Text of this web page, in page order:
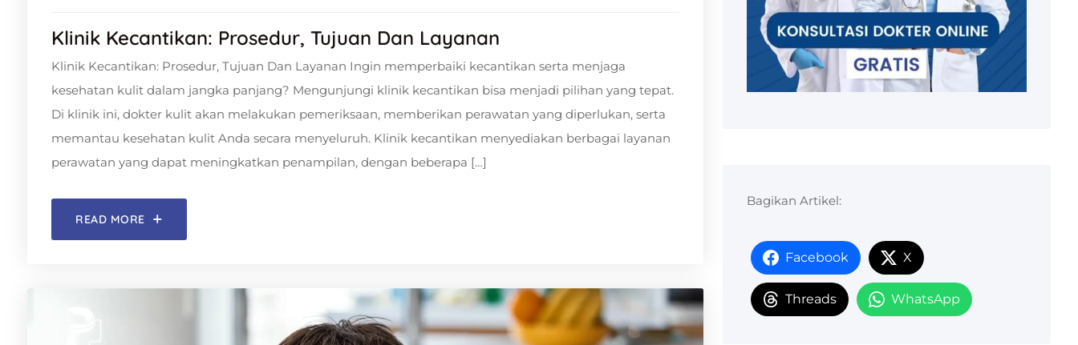
Klinik Kecantikan: Prosedur, Tujuan Dan Layanan
Klinik Kecantikan: Prosedur, Tujuan Dan Layanan Ingin memperbaiki kecantikan serta menjaga
kesehatan kulit dalam jangka panjang? Mengunjungi klinik kecantikan bisa menjadi pilihan yang tepat.
Di klinik ini, dokter kulit akan melakukan pemeriksaan, memberikan perawatan yang diperlukan, serta
memantau kesehatan kulit Anda secara menyeluruh. Klinik kecantikan menyediakan berbagai layanan
perawatan yang dapat meningkatkan penampilan, dengan beberapa […]
READ MORE
Bagikan Artikel:
Facebook X
Threads WhatsApp